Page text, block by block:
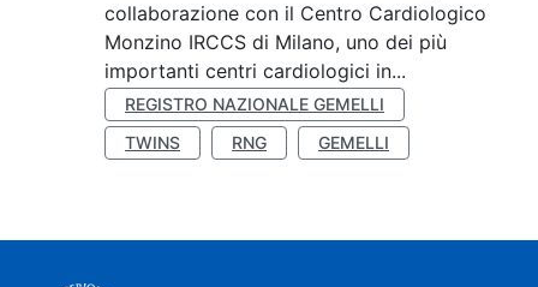
collaborazione con il Centro Cardiologico
Monzino IRCCS di Milano, uno dei più
importanti centri cardiologici in...
REGISTRO NAZIONALE GEMELLI
TWINS
RNG GEMELLI